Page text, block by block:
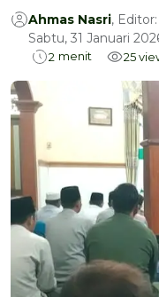
Ahmas Nasri, Editor:
Sabtu, 31 Januari
2 menit 25